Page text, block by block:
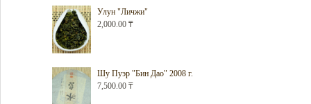
Улун "Личжи"
2,000.00 ₸
Шу Пуэр "Бин Дао" 2008 г.
7,500.00 ₸